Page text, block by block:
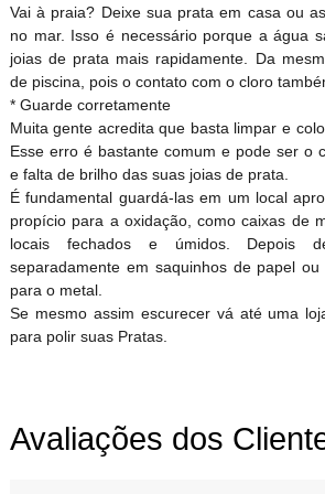
Vai à praia? Deixe sua prata em casa ou
no mar. Isso é necessário porque a água
joias de prata mais rapidamente. Da
de piscina, pois o contato com o cloro
* Guarde corretamente
Muita gente acredita que basta limpar e
Esse erro é bastante comum e pode ser o
e falta de brilho das suas joias de prata.
É fundamental guardá-las em um local
propício para a oxidação, como caixas de
locais fechados e úmidos. Depois
separadamente em saquinhos de papel
para o metal.
Se mesmo assim escurecer vá até uma
para polir suas Pratas.
Avaliações dos